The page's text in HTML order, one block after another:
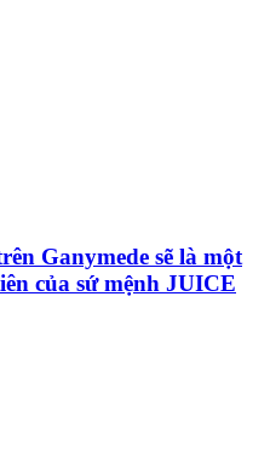
Ganymede sẽ là một
của sứ mệnh JUICE